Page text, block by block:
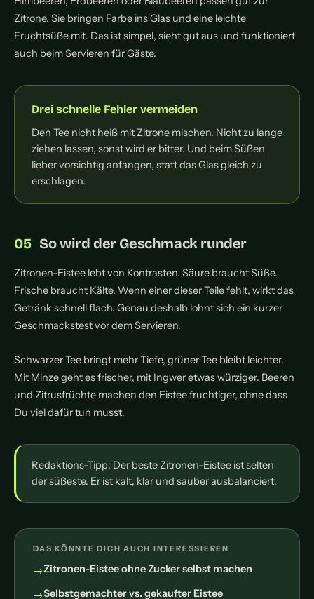
Zitrone. Sie bringen Farbe ins Glas und eine leichte
Fruchtsüße mit. Das ist simpel, sieht gut aus und funktioniert
auch beim Servieren für Gäste.
Drei schnelle Fehler vermeiden
Den Tee nicht heiß mit Zitrone mischen. Nicht zu lange
ziehen lassen, sonst wird er bitter. Und beim Süßen
lieber vorsichtig anfangen, statt das Glas gleich zu
erschlagen.
So wird der Geschmack runder
Zitronen-Eistee lebt von Kontrasten. Säure braucht Süße.
Frische braucht Kälte. Wenn einer dieser Teile fehlt, wirkt das
Getränk schnell flach. Genau deshalb lohnt sich ein kurzer
Geschmackstest vor dem Servieren.
Schwarzer Tee bringt mehr Tiefe, grüner Tee bleibt leichter.
Mit Minze geht es frischer, mit Ingwer etwas würziger. Beeren
und Zitrusfrüchte machen den Eistee fruchtiger, ohne dass
Du viel dafür tun musst.
Redaktions-Tipp: Der beste Zitronen-Eistee ist selten
der süßeste. Er ist kalt, klar und sauber ausbalanciert.
DAS KÖNNTE DICH AUCH INTERESSIEREN
Zitronen-Eistee ohne Zucker selbst machen
Selbstgemachter vs. gekaufter Eistee